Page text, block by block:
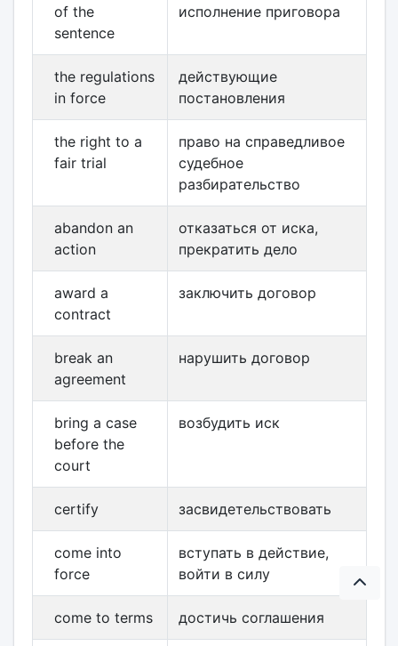
of the
sentence
исполнение приговора
the regulations
in force
действующие
постановления
the right to a
fair trial
право на справедливое
судебное
разбирательство
abandon an
action
отказаться от иска,
прекратить дело
award a
contract
заключить договор
break an
agreement
нарушить договор
bring a case
before the
court
возбудить иск
certify засвидетельствовать
come into
force
вступать в действие,
войти в силу
come to terms достичь соглашения